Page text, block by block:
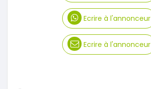
Ecrire à l'annonceur
Ecrire à l'annonceur